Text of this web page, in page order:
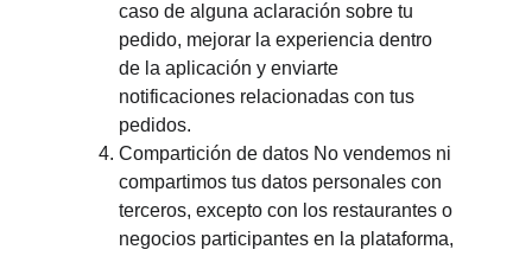
caso de alguna aclaración sobre tu
pedido, mejorar la experiencia dentro
de la aplicación y enviarte
notificaciones relacionadas con tus
pedidos.
Compartición de datos No vendemos ni
compartimos tus datos personales con
terceros, excepto con los restaurantes o
negocios participantes en la plataforma,